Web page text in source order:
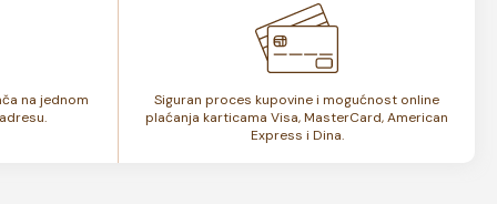
na jednom
Siguran proces kupovine i mogućnost online
plaćanja karticama Visa, MasterCard, American
Express i Dina.